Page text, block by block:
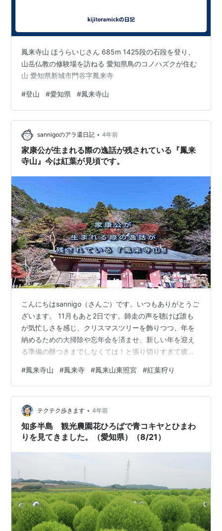
鳳来寺山 ほうらいじさん 685m 1425段の石段を登り、
山岳仏教の修験場を訪ねる 愛知県鳥のコノハズクが住む
山 愛知県新城市門谷字鳳来寺
#登山 #愛知県 #鳳来寺山
sannigoのアラ還日記 • 4年前
家康公が生まれる際の逸話が残されている『鳳来
寺山』今は紅葉が見頃です。
こんにちはsannigo（さんご）です。いつもありがとうご
ざいます。 11月もあと2日です。師走の声を聴けば誰も
が気忙しさを感じ、クリスマスツリーを飾りつつ、年を
納めるための大掃除や忘年会を済ませ、新しい年を迎え
る準備の餅つきまでしなくては！と張り切りすぎて疲れ
#鳳来寺山 #鳳来寺 #鳳来山東照宮 #紅葉狩り
テクテク歩きます • 4年前
知多半島 観光農園花ひろばで青コキヤとひまわ
りを見てきました。（愛知県）（8/21）